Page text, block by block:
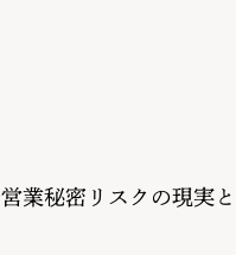
業秘密リスクの現実